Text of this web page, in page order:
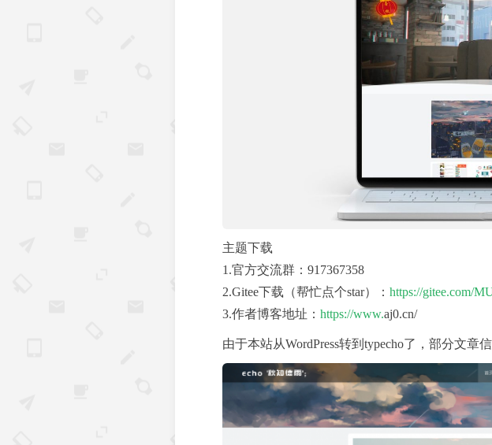
主题下载
1.官方交流群：917367358
2.Gitee下载（帮忙点个star）： https://gitee.com/
3.作者博客地址： https://www.aj0.cn/
由于本站从WordPress转到typecho了，部分文章